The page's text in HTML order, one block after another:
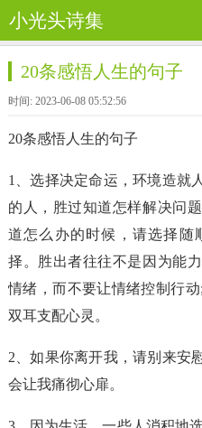
小光头诗集
20条感悟人生的句子
时间: 2023-06-08 05:52:56
20条感悟人生的句子
1、选择决定命运，环境造就
的人，胜过知道怎样解决问
道怎么办的时候，请选择随
择。胜出者往往不是因为能
情绪，而不要让情绪控制行
双耳支配心灵。
2、如果你离开我，请别来安
会让我痛彻心扉。